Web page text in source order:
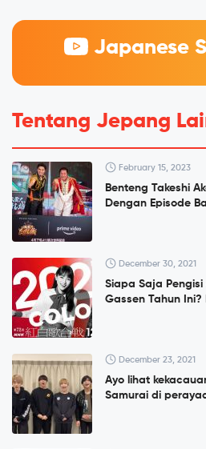
Japanese
Tentang Jepang
February 15, 2023
Benteng Takeshi
Dengan Episode
December 30, 2021
Siapa Saja
Gassen Tahun Ini?
December 23, 2021
Ayo lihat
Samurai di